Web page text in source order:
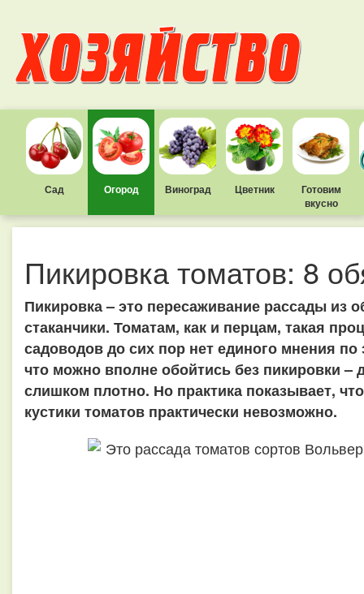
Сад Огород Виноград Цветник
Готовим
вкусно
Пикировка томатов: 8
Пикировка – это пересаживание рассады из
стаканчики. Томатам, как и перцам, такая
садоводов до сих пор нет единого мнения
что можно вполне обойтись без пикировки
слишком плотно. Но практика показывает,
кустики томатов практически невозможно.